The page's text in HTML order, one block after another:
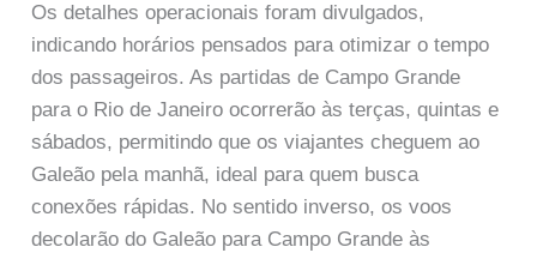
Os detalhes operacionais foram divulgados,
indicando horários pensados para otimizar o tempo
dos passageiros. As partidas de Campo Grande
para o Rio de Janeiro ocorrerão às terças, quintas e
sábados, permitindo que os viajantes cheguem ao
Galeão pela manhã, ideal para quem busca
conexões rápidas. No sentido inverso, os voos
decolarão do Galeão para Campo Grande às